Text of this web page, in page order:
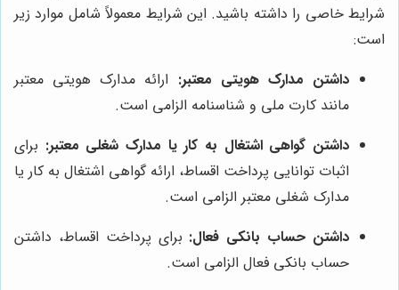
شرایط خاصی را داشته باشید. این شرایط معمولاً شامل موارد زیر
است:
داشتن مدارک هویتی معتبر: ارائه مدارک هویتی معتبر
مانند کارت ملی و شناسنامه الزامی است.
داشتن گواهی اشتغال به کار یا مدارک شغلی معتبر: برای
اثبات توانایی پرداخت اقساط، ارائه گواهی اشتغال به کار یا
مدارک شغلی معتبر الزامی است.
داشتن حساب بانکی فعال: برای پرداخت اقساط، داشتن
حساب بانکی فعال الزامی است.